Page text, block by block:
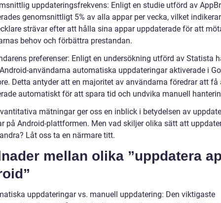
uppdateringsfrekvens: Enligt en studie utförd av
genomsnittligt 5% av alla appar per vecka, vilket
strävar efter att hålla sina appar uppdaterade för att
behov och förbättra prestandan.
preferenser: Enligt en undersökning utförd av Statista
användarna automatiska uppdateringar aktiverade i
Detta antyder att en majoritet av användarna föredrar att få
automatiskt för att spara tid och undvika manuell
mätningar ger oss en inblick i betydelsen av
på Android-plattformen. Men vad skiljer olika sätt att
Låt oss ta en närmare titt.
mellan olika ”uppdatera
uppdateringar vs. manuell uppdatering: Den viktigaste